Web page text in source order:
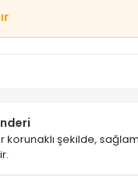
korunaklı şekilde,